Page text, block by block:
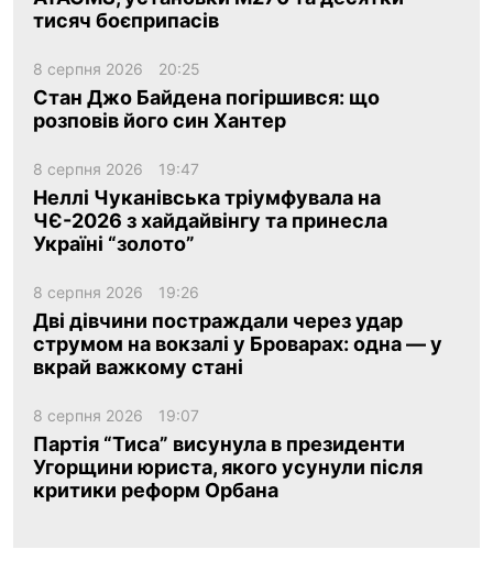
тисяч боєприпасів
8 серпня 2026 20:25
Стан Джо Байдена погіршився: що
розповів його син Хантер
8 серпня 2026 19:47
Неллі Чуканівська тріумфувала на
ЧЄ-2026 з хайдайвінгу та принесла
Україні “золото”
8 серпня 2026 19:26
Дві дівчини постраждали через удар
струмом на вокзалі у Броварах: одна — у
вкрай важкому стані
8 серпня 2026 19:07
Партія “Тиса” висунула в президенти
Угорщини юриста, якого усунули після
критики реформ Орбана